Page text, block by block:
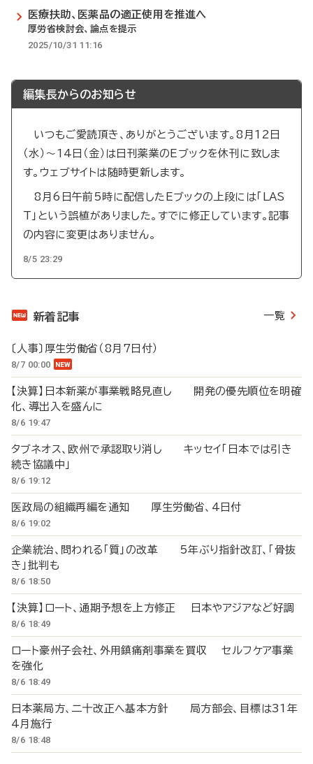
医療扶助、医薬品の適正使用を推進へ
厚労省検討会、論点を提示
2025/10/31 11:16
編集長からのお知らせ
いつもご愛読頂き、ありがとうございます。8月12日
（水）～14日（金）は日刊薬業のEブックを休刊に致しま
す。ウェブサイトは随時更新します。
8月6日午前5時に配信したEブックの上段には「LAS
T」という誤植がありました。すでに修正しています。記事
の内容に変更はありません。
8/5 23:29
新着記事 一覧
〔人事〕厚生労働省（8月7日付）
8/7 00:00
【決算】日本新薬が事業戦略見直し 開発の優先順位を明確
化、導出入を盛んに
8/6 19:47
タブネオス、欧州で承認取り消し キッセイ「日本では引き
続き協議中」
8/6 19:12
医政局の組織再編を通知 厚生労働省、4日付
8/6 19:02
企業統治、問われる「質」の改革 5年ぶり指針改訂、「骨抜
き」批判も
8/6 18:50
【決算】ロート、通期予想を上方修正 日本やアジアなど好調
8/6 18:49
ロート豪州子会社、外用鎮痛剤事業を買収 セルフケア事業
を強化
8/6 18:49
日本薬局方、二十改正へ基本方針 局方部会、目標は31年
4月施行
8/6 18:48